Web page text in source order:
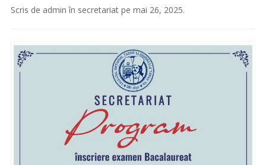
Scris de admin în secretariatpe mai 26, 2025.